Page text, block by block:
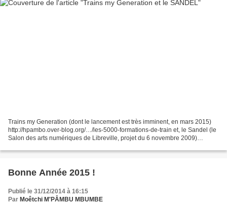
Trains my Generation (dont le lancement est très imminent, en mars 2015)
http://hpambo.over-blog.org/…/les-5000-formations-de-train et, le Sandel (le
Salon des arts numériques de Libreville, projet du 6 novembre 2009)
Bonne Année 2015 !
Publié le 31/12/2014 à 16:15
Par Moêtchi M'PÂMBU MBUMBE